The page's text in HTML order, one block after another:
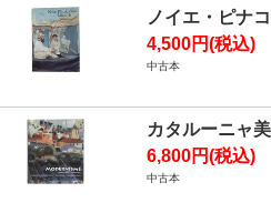
ノイエ・ピナ
4,500円(税込)
中古本
カタルーニャ
6,800円(税込)
中古本